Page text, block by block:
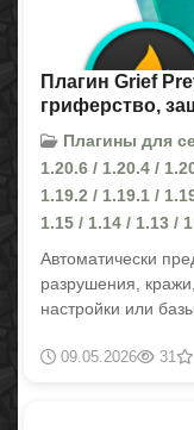
Плагин Grief
гриферство,
Плагины для
1.20.6 / 1.20.4 /
1.19.2 / 1.19.1 /
1.15 / 1.14 / 1.13 /
Автоматически
разрушения,
настройки или
09.05.2026 31